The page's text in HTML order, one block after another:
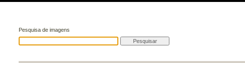
Pesquisa de imagens